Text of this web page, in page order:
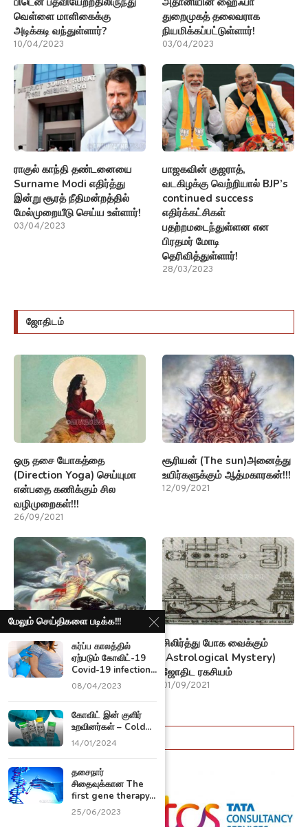
வெள்ளை மாளிகைக்கு
அடிக்கடி வந்துள்ளார்?
10/04/2023
துறைமுகத் தலைவராக
நியமிக்கப்பட்டுள்ளார்!
03/04/2023
ராகுல் காந்தி தண்டனையை
Surname Modi எதிர்த்து
இன்று சூரத் நீதிமன்றத்தில்
மேல்முறையீடு செய்ய உள்ளார்!
03/04/2023
பாஜகவின் குஜராத்,
வடகிழக்கு வெற்றியால் BJP’s
continued success
எதிர்க்கட்சிகள்
பதற்றமடைந்துள்ளன என
பிரதமர் மோடி
தெரிவித்துள்ளார்!
28/03/2023
ஜோதிடம்
ஒரு தசை யோகத்தை
(Direction Yoga) செய்யுமா
என்பதை கணிக்கும் சில
வழிமுறைகள்!!!
26/09/2021
சூரியன் (The sun)அனைத்து
உயிர்களுக்கும் ஆத்மகாரகன்!!!
12/09/2021
சிம்மம் மற்றும் கும்பம் ராசி
பற்றிய சில (Astrological
secrets) ரகசியங்கள்!!!
சிலிர்த்து போக வைக்கும்
(Astrological Mystery)
ஜோதிட ரகசியம்
01/09/2021
ஆன்மீகம்
மேலும் செய்திகளை படிக்க!!!
கர்ப்ப காலத்தில்
ஏற்படும் கோவிட்-19
Covid-19 infection...
08/04/2023
கோவிட் இன் குளிர்
உறவினர்கள் – Cold...
14/01/2024
தசைநார்
சிதைவுக்கான The
first gene therapy...
25/06/2023